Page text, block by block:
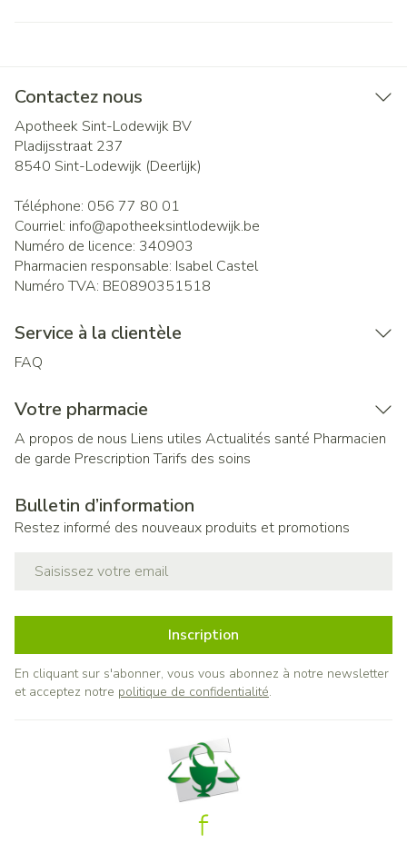
Contactez nous
Apotheek Sint-Lodewijk BV
Pladijsstraat 237
8540 Sint-Lodewijk (Deerlijk)
Téléphone: 056 77 80 01
Courriel: info@apotheeksintlodewijk.be
Numéro de licence: 340903
Pharmacien responsable: Isabel Castel
Numéro TVA: BE0890351518
Service à la clientèle
FAQ
Votre pharmacie
A propos de nous Liens utiles Actualités santé Pharmacien
de garde Prescription Tarifs des soins
Bulletin d’information
Restez informé des nouveaux produits et promotions
Inscription
En cliquant sur s'abonner, vous vous abonnez à notre newsletter
et acceptez notre politique de confidentialité.